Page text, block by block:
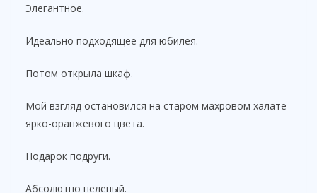
Элегантное.
Идеально подходящее для юбилея.
Потом открыла шкаф.
Мой взгляд остановился на старом махровом халате
ярко-оранжевого цвета.
Подарок подруги.
Абсолютно нелепый.